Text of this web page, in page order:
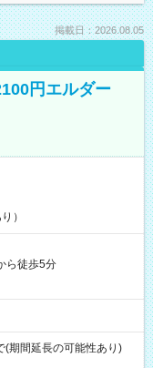
掲載日：2026.08.05
円エルダー
）
ら徒歩5分
期間延長の可能性あり)